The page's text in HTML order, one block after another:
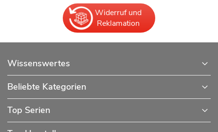
Widerruf und
Reklamation
Wissenswertes
Beliebte Kategorien
Top Serien